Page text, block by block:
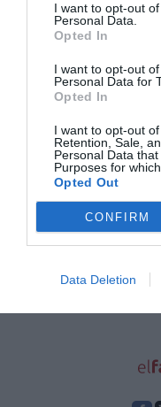
I want to opt-out
Personal Data.
Opted In
I want to opt-out
Personal Data for
Opted In
I want to opt-out
Retention, Sale,
Personal Data
Purposes for
Opted Out
CONFIRM
Data Deletion
1 2 3
Lo más leído
No se han encontrado